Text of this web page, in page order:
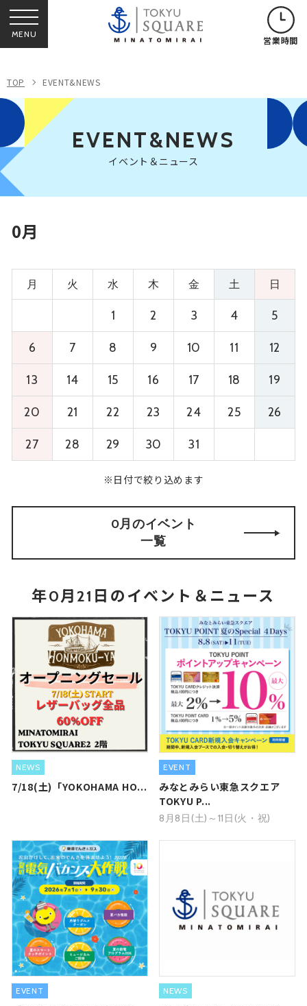
MENU 営業時間
TOP EVENT&NEWS
EVENT&NEWS
イベント＆ニュース
0月
月 火 水 木 金 土 日
1 2 3 4 5
6 7 8 9 10 11 12
13 14 15 16 17 18 19
20 21 22 23 24 25 26
27 28 29 30 31
※日付で絞り込めます
0月のイベント
一覧
年0月21日のイベント＆ニュース
NEWS
7/18(土)「YOKOHAMA HO...
EVENT
みなとみらい東急スクエア
TOKYU P...
8月8日(土)～11日(火・祝)
EVENT NEWS